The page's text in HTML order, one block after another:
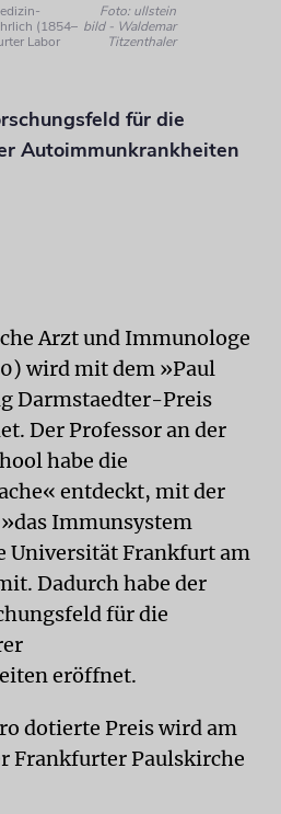
(1854–
Labor
Foto: ullstein
bild - Waldemar
Titzenthaler
für die
Autoimmunkrankheiten
Arzt und Immunologe
wird mit dem »Paul
Darmstaedter-Preis
Der Professor an der
habe die
entdeckt, mit der
Immunsystem
Universität Frankfurt am
Dadurch habe der
für die
eröffnet.
dotierte Preis wird am
Frankfurter Paulskirche